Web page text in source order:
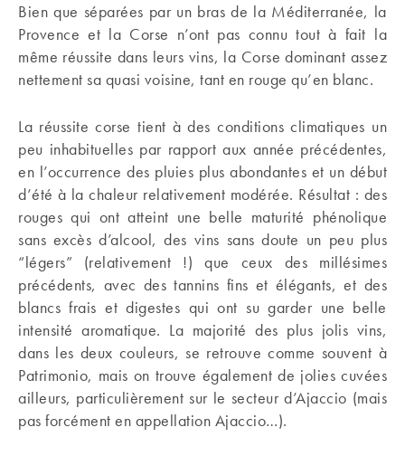
Bien que séparées par un bras de la Méditerranée, la
Provence et la Corse n’ont pas connu tout à fait la
même réussite dans leurs vins, la Corse dominant assez
nettement sa quasi voisine, tant en rouge qu’en blanc.
La réussite corse tient à des conditions climatiques un
peu inhabituelles par rapport aux année précédentes,
en l’occurrence des pluies plus abondantes et un début
d’été à la chaleur relativement modérée. Résultat : des
rouges qui ont atteint une belle maturité phénolique
sans excès d’alcool, des vins sans doute un peu plus
“légers” (relativement !) que ceux des millésimes
précédents, avec des tannins fins et élégants, et des
blancs frais et digestes qui ont su garder une belle
intensité aromatique. La majorité des plus jolis vins,
dans les deux couleurs, se retrouve comme souvent à
Patrimonio, mais on trouve également de jolies cuvées
ailleurs, particulièrement sur le secteur d’Ajaccio (mais
pas forcément en appellation Ajaccio…).